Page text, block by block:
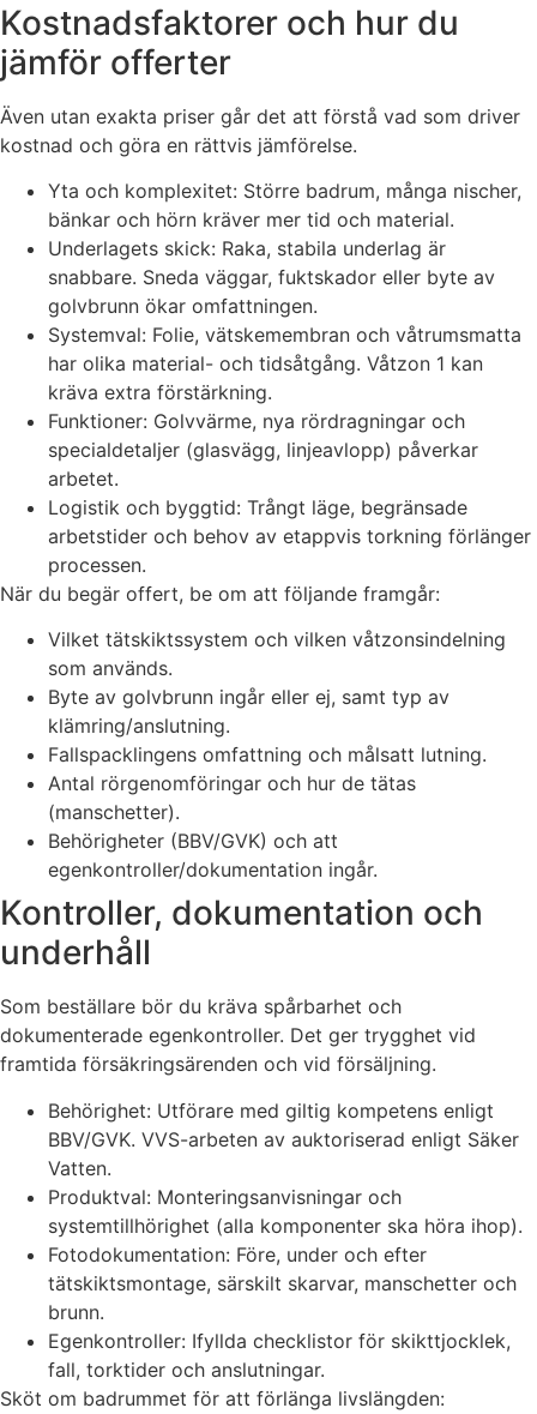
Kostnadsfaktorer och hur du
jämför offerter
Även utan exakta priser går det att förstå vad som driver
kostnad och göra en rättvis jämförelse.
Yta och komplexitet: Större badrum, många nischer,
bänkar och hörn kräver mer tid och material.
Underlagets skick: Raka, stabila underlag är
snabbare. Sneda väggar, fuktskador eller byte av
golvbrunn ökar omfattningen.
Systemval: Folie, vätskemembran och våtrumsmatta
har olika material- och tidsåtgång. Våtzon 1 kan
kräva extra förstärkning.
Funktioner: Golvvärme, nya rördragningar och
specialdetaljer (glasvägg, linjeavlopp) påverkar
arbetet.
Logistik och byggtid: Trångt läge, begränsade
arbetstider och behov av etappvis torkning förlänger
processen.
När du begär offert, be om att följande framgår:
Vilket tätskiktssystem och vilken våtzonsindelning
som används.
Byte av golvbrunn ingår eller ej, samt typ av
klämring/anslutning.
Fallspacklingens omfattning och målsatt lutning.
Antal rörgenomföringar och hur de tätas
(manschetter).
Behörigheter (BBV/GVK) och att
egenkontroller/dokumentation ingår.
Kontroller, dokumentation och
underhåll
Som beställare bör du kräva spårbarhet och
dokumenterade egenkontroller. Det ger trygghet vid
framtida försäkringsärenden och vid försäljning.
Behörighet: Utförare med giltig kompetens enligt
BBV/GVK. VVS-arbeten av auktoriserad enligt Säker
Vatten.
Produktval: Monteringsanvisningar och
systemtillhörighet (alla komponenter ska höra ihop).
Fotodokumentation: Före, under och efter
tätskiktsmontage, särskilt skarvar, manschetter och
brunn.
Egenkontroller: Ifyllda checklistor för skikttjocklek,
fall, torktider och anslutningar.
Sköt om badrummet för att förlänga livslängden: